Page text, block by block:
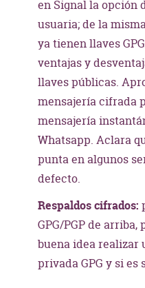
en Signal la opción
usuaria; de la
ya tienen llaves
ventajas y
llaves públicas.
mensajería cifrada
mensajería
Whatsapp. Aclara
punta en algunos
defecto.
Respaldos cifrados:
GPG/PGP de
buena idea realizar
privada GPG y si es